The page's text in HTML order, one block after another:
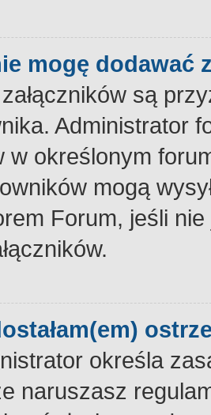
mogę dodawać
są
Administrator
w określonym
mogą
Forum, jeśli
określa
naruszasz